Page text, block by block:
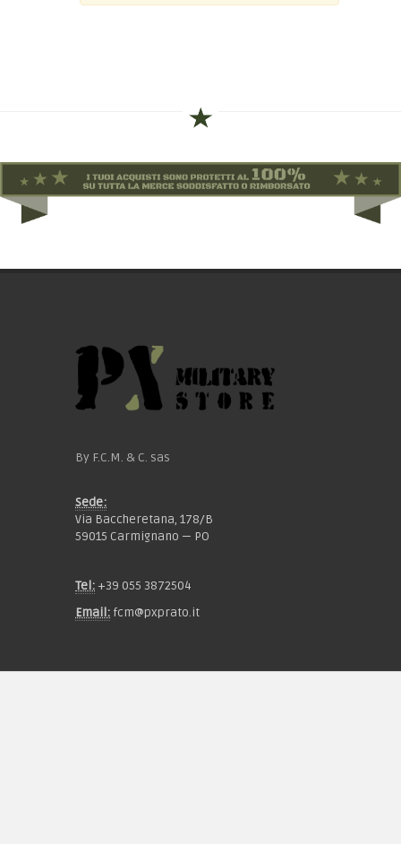
By F.C.M. & C. sas
Sede:
Via Baccheretana, 178/B
59015 Carmignano — PO
Tel: +39 055 3872504
Email: fcm@pxprato.it